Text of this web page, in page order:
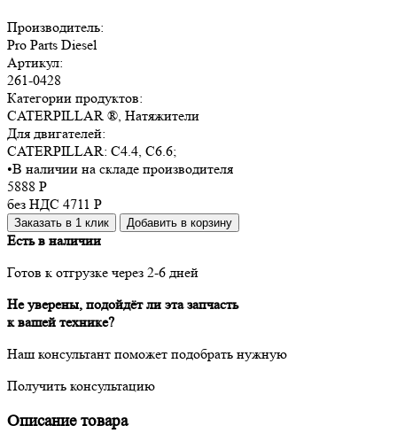
Производитель:
Pro Parts Diesel
Артикул:
261-0428
Категории продуктов:
CATERPILLAR ®, Натяжители
Для двигателей:
CATERPILLAR: C4.4, C6.6;
•В наличии на складе производителя
5888 Р
без НДС 4711 Р
Заказать в 1 клик Добавить в корзину
Есть в наличии
Готов к отгрузке через 2-6 дней
Не уверены, подойдёт ли эта запчасть
к вашей технике?
Наш консультант поможет подобрать нужную
Получить консультацию
Описание товара